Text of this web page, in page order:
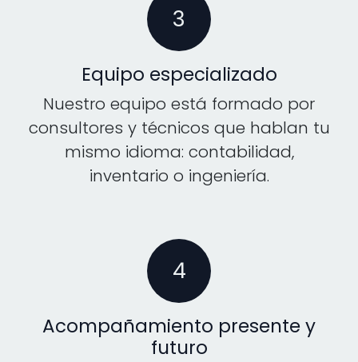
3
Equipo especializado
Nuestro equipo está formado por
consultores y técnicos que hablan tu
mismo idioma: contabilidad,
inventario o ingeniería.
4
Acompañamiento presente y
futuro